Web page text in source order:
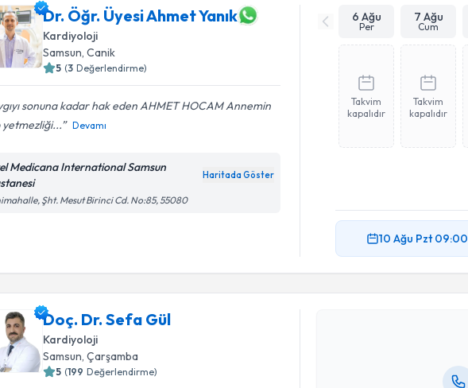
Dr. Öğr. Üyesi Ahmet Yanık
Kardiyoloji
Samsun, Canik
5 (3 Değerlendirme)
sonuna kadar hak eden AHMET HOCAM Annemin
yetmezliği...
Devamı
Medicana International Samsun
Haritada Göster
Şht. Mesut Birinci Cd. No:85, 55080
6 Ağu
Per
7 Ağu
Cum
Takvim
kapalıdır
Takvim
kapalıdır
10 Ağu Pzt 09:00
Doç. Dr. Sefa Gül
Kardiyoloji
Samsun, Çarşamba
5 (199 Değerlendirme)
Randevu Takvimi Talebi
Doç. Dr. Sefa Gül